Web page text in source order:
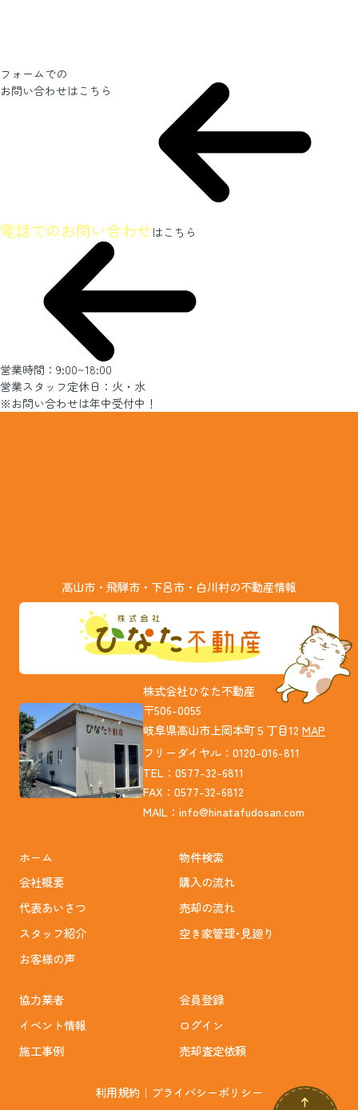
フォームでの
お問い合わせはこちら
電話でのお問い合わせはこちら
営業時間：9:00~18:00
営業スタッフ定休日：火・水
※お問い合わせは年中受付中！
高山市・飛騨市・下呂市・白川村の不動産情報
株式会社ひなた不動産
〒506-0055
岐阜県高山市上岡本町５丁目12MAP
フリーダイヤル：0120-016-811
TEL：0577-32-6811
FAX：0577-32-6812
MAIL：info@hinatafudosan.com
ホーム
会社概要
代表あいさつ
スタッフ紹介
お客様の声
物件検索
購入の流れ
売却の流れ
空き家管理･見廻り
協力業者
イベント情報
施工事例
会員登録
ログイン
売却査定依頼
利用規約 ｜ プライバシーポリシー